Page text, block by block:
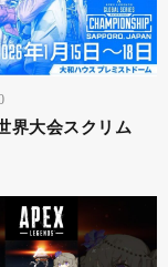
界大会スクリム